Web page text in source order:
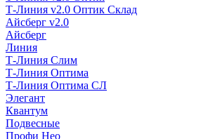
Т-Линия v2.0 Оптик Склад
Айсберг v2.0
Айсберг
Линия
Т-Линия Слим
Т-Линия Оптима
Т-Линия Оптима СЛ
Элегант
Квантум
Подвесные
Профи Нео